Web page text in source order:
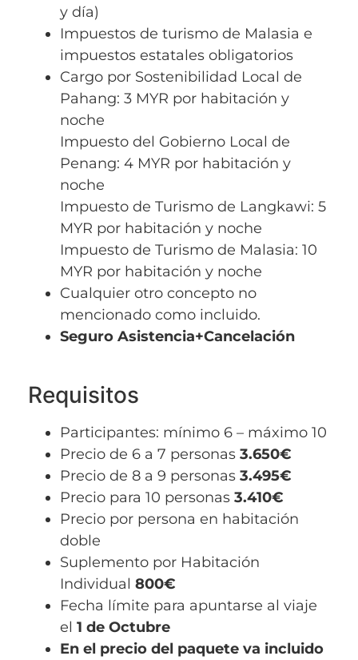
y día)
Impuestos de turismo de Malasia e
impuestos estatales obligatorios
Cargo por Sostenibilidad Local de
Pahang: 3 MYR por habitación y
noche
Impuesto del Gobierno Local de
Penang: 4 MYR por habitación y
noche
Impuesto de Turismo de Langkawi: 5
MYR por habitación y noche
Impuesto de Turismo de Malasia: 10
MYR por habitación y noche
Cualquier otro concepto no
mencionado como incluido.
Seguro Asistencia+Cancelación
Requisitos
Participantes: mínimo 6 – máximo 10
Precio de 6 a 7 personas 3.650€
Precio de 8 a 9 personas 3.495€
Precio para 10 personas 3.410€
Precio por persona en habitación
doble
Suplemento por Habitación
Individual 800€
Fecha límite para apuntarse al viaje
el 1 de Octubre
En el precio del paquete va incluido